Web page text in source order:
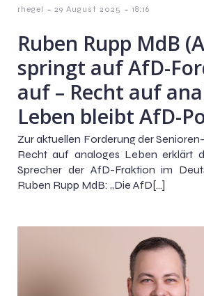
rhegel - 29 August 2025 - 18:16
Ruben Rupp MdB
springt auf AfD-
auf – Recht auf
Leben bleibt AfD-
Zur aktuellen Forderung der
Recht auf analoges Leben erklärt
Sprecher der AfD-Fraktion im
Ruben Rupp MdB: „Die AfD[…]